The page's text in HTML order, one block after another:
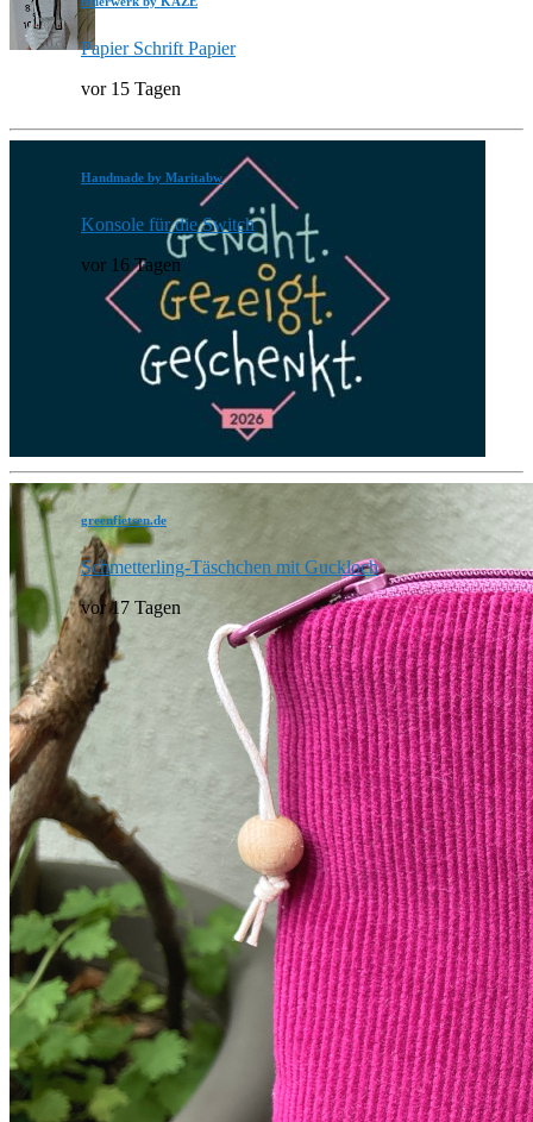
Papier Schrift Papier
vor 15 Tagen
Handmade by Maritabw
Konsole für die Switch
vor 16 Tagen
greenfietsen.de
Schmetterling-Täschchen mit Guckloch
vor 17 Tagen